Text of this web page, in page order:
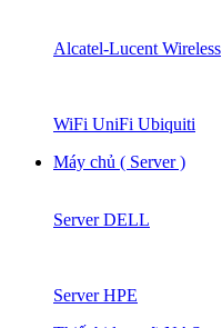
Alcatel-Lucent Wireless
WiFi UniFi Ubiquiti
Máy chủ ( Server )
Server DELL
Server HPE